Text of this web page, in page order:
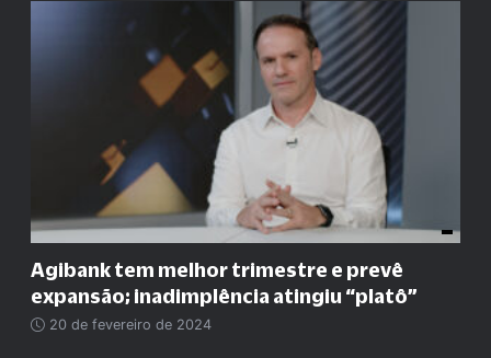
Agibank tem melhor trimestre e prevê
expansão; inadimplência atingiu “platô”
20 de fevereiro de 2024